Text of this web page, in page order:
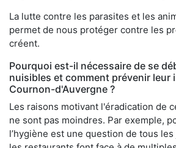
La lutte contre les parasites et les
permet de nous protéger contre les
créent.
Pourquoi est-il nécessaire de se
nuisibles et comment prévenir leur
Cournon-d'Auvergne ?
Les raisons motivant l'éradication de
ne sont pas moindres. Par exemple,
l’hygiène est une question de tous